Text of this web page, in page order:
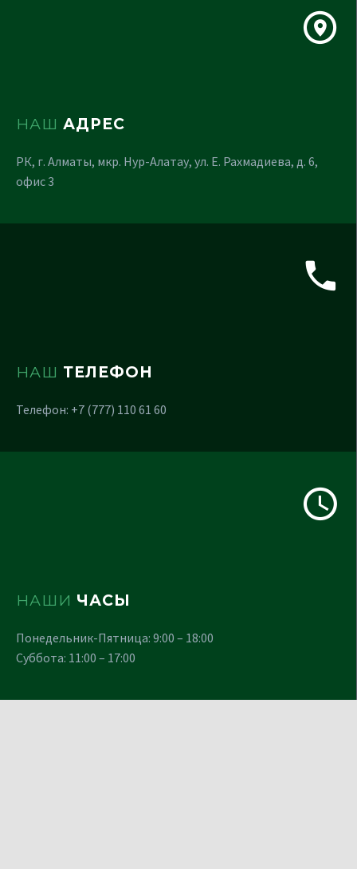
НАШ АДРЕС
РК, г. Алматы, мкр. Нур-Алатау, ул. Е. Рахмадиева, д. 6,
офис 3
НАШ ТЕЛЕФОН
Телефон: +7 (777) 110 61 60
НАШИ ЧАСЫ
Понедельник-Пятница: 9:00 – 18:00
Суббота: 11:00 – 17:00